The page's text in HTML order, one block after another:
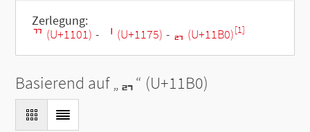
Zerlegung:
ᄁ (U+1101) - ᅵ (U+1175) - ᆰ (U+11B0)[1]
Basierend auf „ᆰ“ (U+11B0)